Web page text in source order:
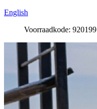
English
Voorraadkode: 920199